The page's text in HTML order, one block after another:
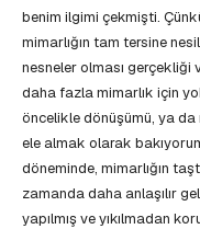
benim ilgimi çekmişti.
mimarlığın tam tersine
nesneler olması gerçekliği
daha fazla mimarlık için
öncelikle dönüşümü, ya da
ele almak olarak
döneminde, mimarlığın
zamanda daha anlaşılır
yapılmış ve yıkılmadan